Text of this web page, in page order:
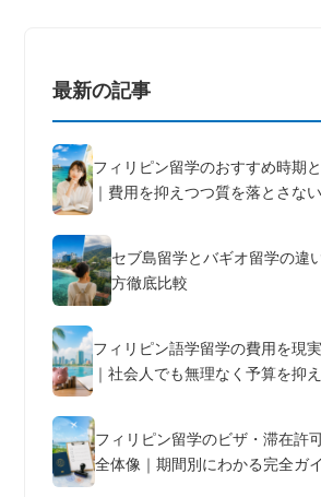
最新の記事
フィリピン留学のおすすめ時期
｜費用を抑えつつ質を落とさな
セブ島留学とバギオ留学の違
方徹底比較
フィリピン語学留学の費用を現
｜社会人でも無理なく予算を抑
フィリピン留学のビザ・滞在許
全体像｜期間別にわかる完全ガ